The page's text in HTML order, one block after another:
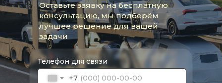
Телефон для связи
+7
Оставьте заявку на бесплатную
консультацию, мы подберём
лучшее решение для вашей
задачи